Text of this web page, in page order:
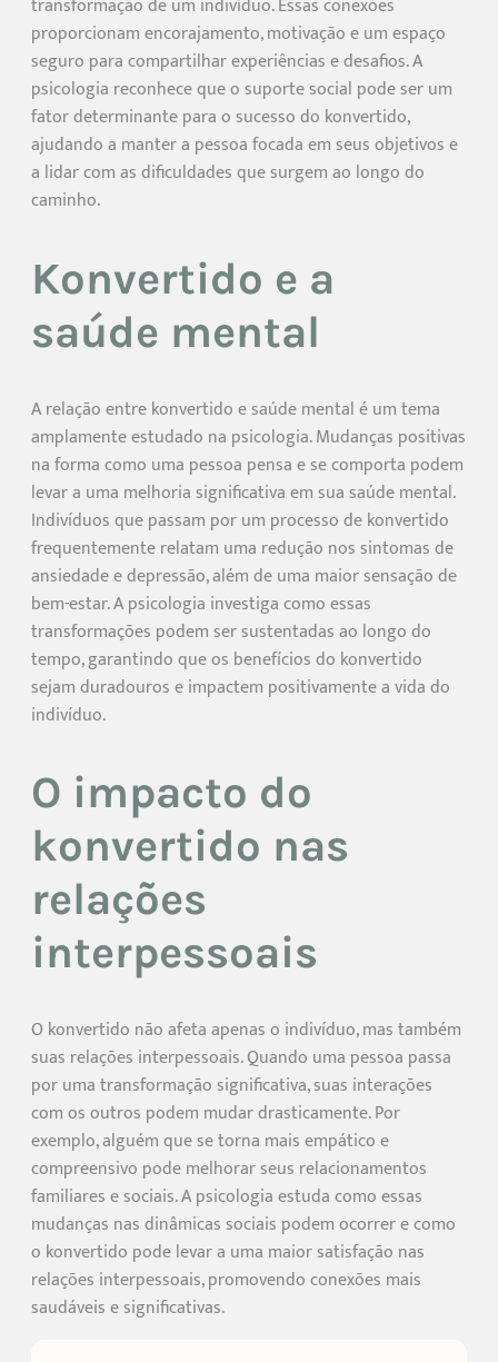
transformação de um indivíduo. Essas conexões
proporcionam encorajamento, motivação e um espaço
seguro para compartilhar experiências e desafios. A
psicologia reconhece que o suporte social pode ser um
fator determinante para o sucesso do konvertido,
ajudando a manter a pessoa focada em seus objetivos e
a lidar com as dificuldades que surgem ao longo do
caminho.
Konvertido e a
saúde mental
A relação entre konvertido e saúde mental é um tema
amplamente estudado na psicologia. Mudanças positivas
na forma como uma pessoa pensa e se comporta podem
levar a uma melhoria significativa em sua saúde mental.
Indivíduos que passam por um processo de konvertido
frequentemente relatam uma redução nos sintomas de
ansiedade e depressão, além de uma maior sensação de
bem-estar. A psicologia investiga como essas
transformações podem ser sustentadas ao longo do
tempo, garantindo que os benefícios do konvertido
sejam duradouros e impactem positivamente a vida do
indivíduo.
O impacto do
konvertido nas
relações
interpessoais
O konvertido não afeta apenas o indivíduo, mas também
suas relações interpessoais. Quando uma pessoa passa
por uma transformação significativa, suas interações
com os outros podem mudar drasticamente. Por
exemplo, alguém que se torna mais empático e
compreensivo pode melhorar seus relacionamentos
familiares e sociais. A psicologia estuda como essas
mudanças nas dinâmicas sociais podem ocorrer e como
o konvertido pode levar a uma maior satisfação nas
relações interpessoais, promovendo conexões mais
saudáveis e significativas.